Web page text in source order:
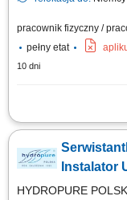
pracownik fizyczny /
pełny etat
10 dni
Prace przy montażu
Instalator
HYDROPURE